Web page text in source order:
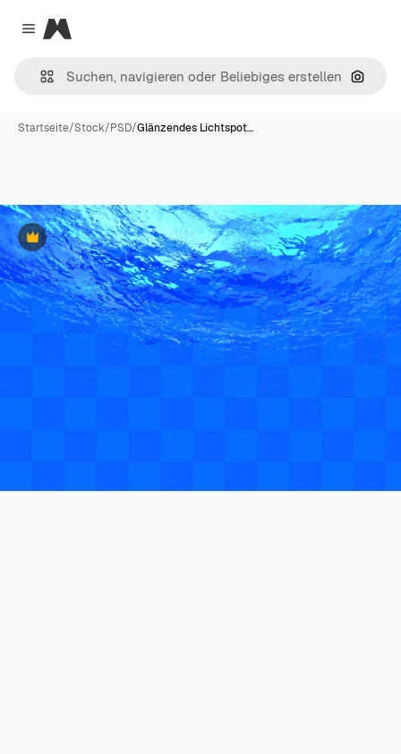
Close menu
Magnific
Nach
Startseite/Stock/PSD/Glänzendes Lichtspot…
Premium